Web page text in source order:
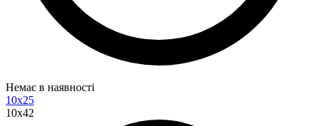
Немає в наявності
10x25
10x42